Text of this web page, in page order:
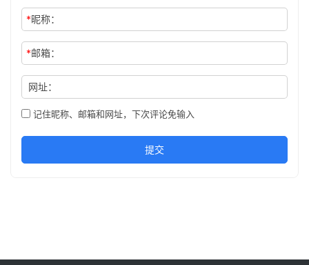
*昵称：
*邮箱：
网址：
记住昵称、邮箱和网址，下次评论免输入
提交